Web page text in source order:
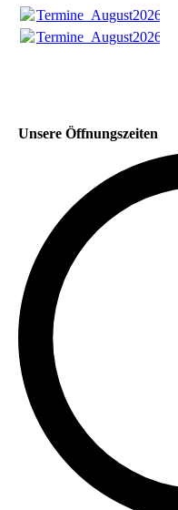
Termine_August2026.pdf
Termine_August2026.pdf
Unsere Öffnungszeiten